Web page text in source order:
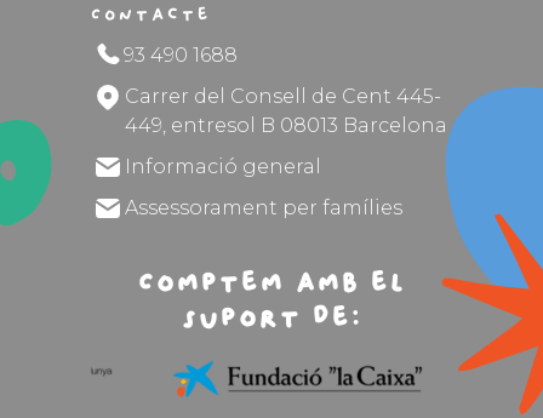
Contacte
93 490 1688
Carrer del Consell de Cent 445-
449, entresol B 08013 Barcelona
Informació general
Assessorament per famílies
Comptem amb el
suport de: